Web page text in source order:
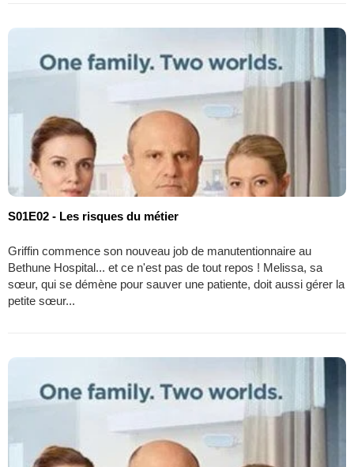
S01E02 - Les risques du métier
Griffin commence son nouveau job de manutentionnaire au
Bethune Hospital... et ce n'est pas de tout repos ! Melissa, sa
sœur, qui se démène pour sauver une patiente, doit aussi gérer la
petite sœur...